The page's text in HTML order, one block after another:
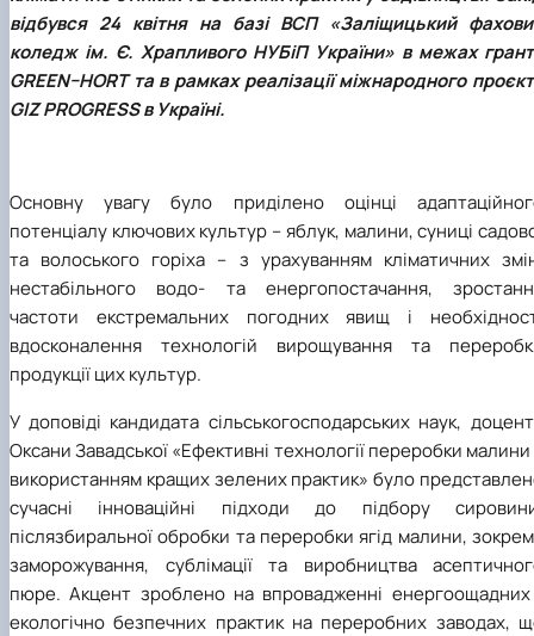
практики
відбувся 24 квітня на базі ВСП «Заліщицький
коледж ім. Є. Храпливого НУБіП України» в межах
GREEN–HORT та в рамках реалізації міжнародного
GIZ PROGRESS в Україні.
Основну увагу було приділено оцінці
потенціалу ключових культур – яблук, малини, суниці
та волоського горіха – з урахуванням кліматичних
нестабільного водо- та енергопостачання,
частоти екстремальних погодних явищ і
вдосконалення технологій вирощування та
продукції цих культур.
У доповіді кандидата сільськогосподарських наук,
Оксани Завадської «Ефективні технології переробки малини
використанням кращих зелених практик» було
сучасні інноваційні підходи до підбору
післязбиральної обробки та переробки ягід малини,
заморожування, сублімації та виробництва
пюре. Акцент зроблено на впровадженні енергоощадних
екологічно безпечних практик на переробних заводах,